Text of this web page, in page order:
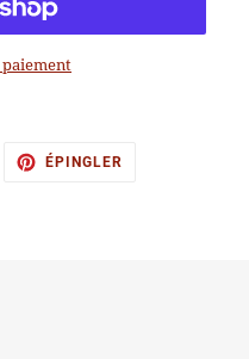
paiement
ÉPINGLER